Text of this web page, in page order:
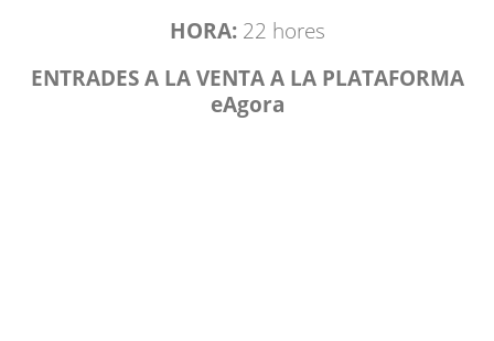
HORA:22 hores
ENTRADES A LA VENTA A LA PLATAFORMA
eAgora